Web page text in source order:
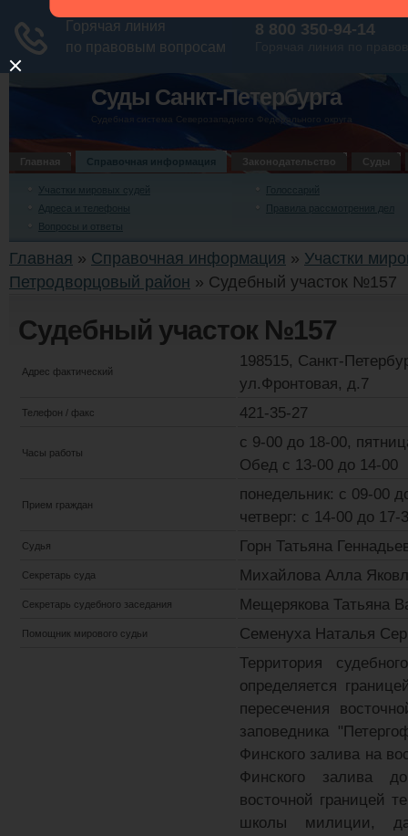
Суды Санкт-Петербурга
Судебная система Северозападного Федерального округа
Главная Законодательство Суды
Участки мировых судей
Адреса и телефоны
Правила рассмотрения дел
Вопросы и ответы
Главная » Справочная информация » Участки
Петродворцовый район » Судебный участок №157
Судебный участок №157
Адрес фактический
198515, Санкт-
ул.Фронтовая, д.7
Телефон / факс 421-35-27
Часы работы
c 9-00 до 18-00,
Обед с 13-00 до 14-00
Прием граждан
понедельник: с 09-00
четверг: с 14-00 до 17-
Судья Горн Татьяна
Секретарь суда Михайлова Алла
Секретарь судебного заседания Мещерякова Татьяна
Помощник мирового судьи Семенуха Наталья
Территория
определяется
пересечения
заповедника
Финского залива на
Финского залива
восточной границей
школы милиции,